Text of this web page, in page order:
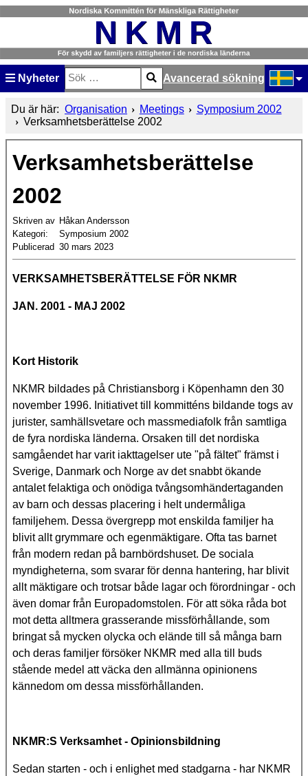
Nyheter
Sök
Type 2 or more characters for results.
Avancerad sökning
Välj ditt
Du är här: Organisation Meetings
Symposium 2002
Verksamhetsberättelse 2002
Verksamhetsberättelse
2002
Skriven av Håkan Andersson
Kategori:
Symposium 2002
Publicerad 30 mars 2023
VERKSAMHETSBERÄTTELSE FÖR NKMR
JAN. 2001 - MAJ 2002
Kort Historik
NKMR bildades på Christiansborg i Köpenhamn den 30
november 1996. Initiativet till kommitténs bildande togs av
jurister, samhällsvetare och massmediafolk från samtliga
de fyra nordiska länderna. Orsaken till det nordiska
samgåendet har varit iakttagelser ute "på fältet" främst i
Sverige, Danmark och Norge av det snabbt ökande
antalet felaktiga och onödiga tvångsomhändertaganden
av barn och dessas placering i helt undermåliga
familjehem. Dessa övergrepp mot enskilda familjer ha
blivit allt grymmare och egenmäktigare. Ofta tas barnet
från modern redan på barnbördshuset. De sociala
myndigheterna, som svarar för denna hantering, har blivit
allt mäktigare och trotsar både lagar och förordningar - och
även domar från Europadomstolen. För att söka råda bot
mot detta alltmera grasserande missförhållande, som
bringat så mycken olycka och elände till så många barn
och deras familjer försöker NKMR med alla till buds
stående medel att väcka den allmänna opinionens
kännedom om dessa missförhållanden.
NKMR:S Verksamhet - Opinionsbildning
Sedan starten - och i enlighet med stadgarna - har NKMR